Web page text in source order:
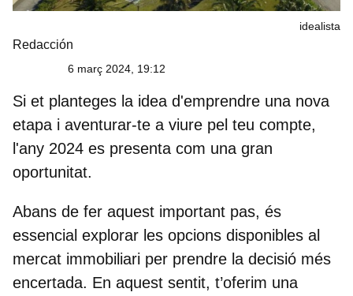
idealista
Redacción
6 març 2024, 19:12
Si et planteges la idea d'emprendre una nova
etapa i aventurar-te a viure pel teu compte,
l'any 2024 es presenta com una gran
oportunitat.
Abans de fer aquest important pas, és
essencial explorar les opcions disponibles al
mercat immobiliari per prendre la decisió més
encertada. En aquest sentit, t’oferim una